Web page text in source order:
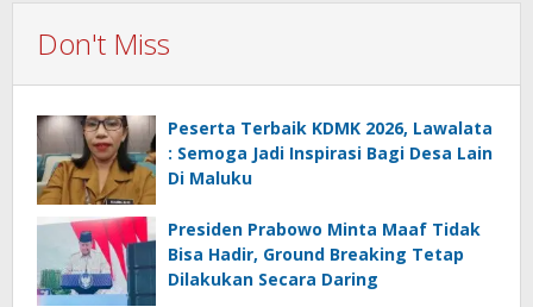
Don't Miss
Peserta Terbaik KDMK 2026, Lawalata
: Semoga Jadi Inspirasi Bagi Desa Lain
Di Maluku
Presiden Prabowo Minta Maaf Tidak
Bisa Hadir, Ground Breaking Tetap
Dilakukan Secara Daring